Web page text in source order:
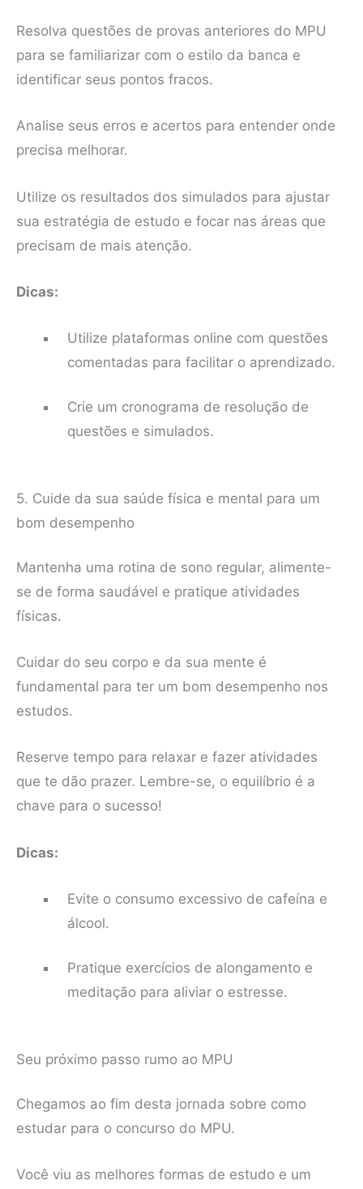
Resolva questões de provas anteriores do MPU
para se familiarizar com o estilo da banca e
identificar seus pontos fracos.
Analise seus erros e acertos para entender onde
precisa melhorar.
Utilize os resultados dos simulados para ajustar
sua estratégia de estudo e focar nas áreas que
precisam de mais atenção.
Dicas:
Utilize plataformas online com questões
comentadas para facilitar o aprendizado.
Crie um cronograma de resolução de
questões e simulados.
5. Cuide da sua saúde física e mental para um
bom desempenho
Mantenha uma rotina de sono regular, alimente-
se de forma saudável e pratique atividades
físicas.
Cuidar do seu corpo e da sua mente é
fundamental para ter um bom desempenho nos
estudos.
Reserve tempo para relaxar e fazer atividades
que te dão prazer. Lembre-se, o equilíbrio é a
chave para o sucesso!
Dicas:
Evite o consumo excessivo de cafeína e
álcool.
Pratique exercícios de alongamento e
meditação para aliviar o estresse.
Seu próximo passo rumo ao MPU
Chegamos ao fim desta jornada sobre como
estudar para o concurso do MPU.
Você viu as melhores formas de estudo e um